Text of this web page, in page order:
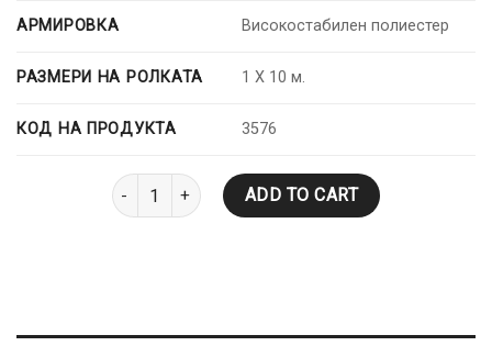
АРМИРОВКА Високостабилен полиестер
РАЗМЕРИ НА РОЛКАТА 1 X 10 м.
КОД НА ПРОДУКТА 3576
ESHADIEN P-AL-4,0 kg Полимер-битумна
ADD TO CART